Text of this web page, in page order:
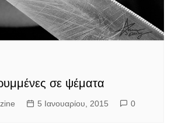
σε ψέματα
5 Ιανουαρίου, 2015 0